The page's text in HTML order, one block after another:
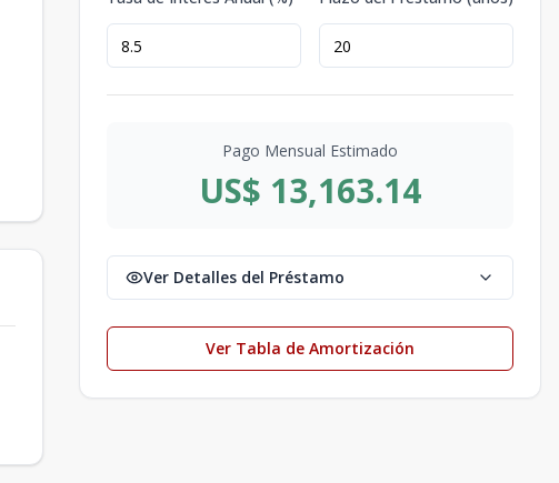
Pago Mensual Estimado
US$ 13,163.14
Ver Detalles del Préstamo
Ver Tabla de Amortización